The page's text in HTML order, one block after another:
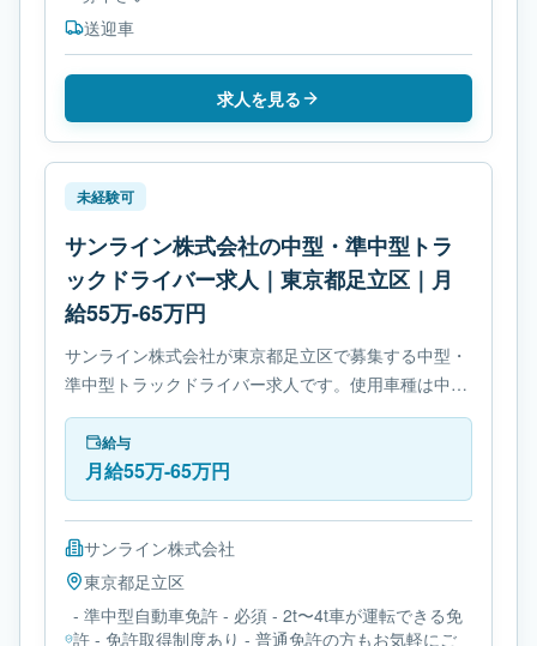
送迎車
求人を見る
未経験可
サンライン株式会社の中型・準中型トラ
ックドライバー求人｜東京都足立区｜月
給55万-65万円
サンライン株式会社が東京都足立区で募集する中型・
準中型トラックドライバー求人です。使用車種は中型
トラックです。勤務時間は- 変形労働時間制です。必
要免許は- 準中型自動車免許です。
給与
月給55万-65万円
サンライン株式会社
東京都足立区
- 準中型自動車免許 - 必須 - 2t〜4t車が運転できる免
許 - 免許取得制度あり - 普通免許の方もお気軽にご